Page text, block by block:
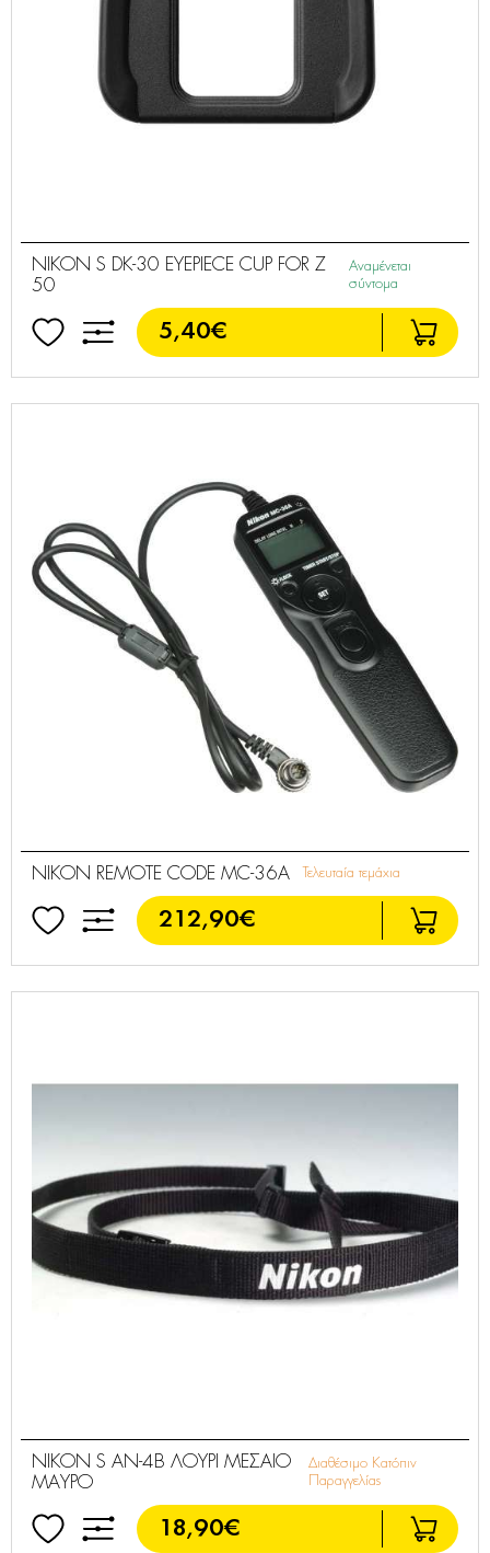
NIKON S DK-30 EYEPIECE CUP FOR Z
50
Αναμένεται
σύντομα
5,40€
NIKON REMOTE CODE MC-36A Τελευταία τεμάχια
212,90€
NIKON S AN-4B ΛΟΥΡΙ ΜΕΣΑΙΟ
ΜΑΥΡΟ
Διαθέσιμο Κατόπιν
Παραγγελίας
18,90€